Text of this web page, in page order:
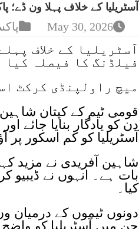
آسٹریلیا کے خلاف پہلا ون ڈے؛
May 30, 2026
آسٹریلیا کے خلاف
فیلڈنگ کا فیصلہ کیا
میچ راولپنڈی کرکٹ
قومی ٹیم کے کپتان
دن کو یادگار بنایا جائے
آسٹریلیا کو کم اسکور پر
شاہین آفریدی نے مزید
بات ہے۔ انہوں نے ڈیبیو
کیا۔